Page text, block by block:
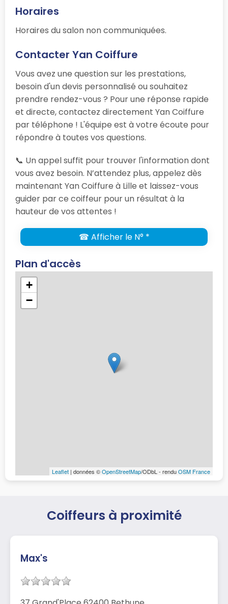
Horaires
Horaires du salon non communiquées.
Contacter Yan Coiffure
Vous avez une question sur les prestations,
besoin d'un devis personnalisé ou souhaitez
prendre rendez-vous ? Pour une réponse rapide
et directe, contactez directement Yan Coiffure
par téléphone ! L'équipe est à votre écoute pour
répondre à toutes vos questions.
📞 Un appel suffit pour trouver l'information dont
vous avez besoin. N’attendez plus, appelez dès
maintenant Yan Coiffure à Lille et laissez-vous
guider par ce coiffeur pour un résultat à la
hauteur de vos attentes !
☎ Afficher le N° *
Plan d'accès
+
−
Leaflet | données ©OpenStreetMap/ODbL - renduOSM France
Coiffeurs à proximité
Max's